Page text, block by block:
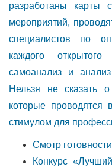
разработаны карты
мероприятий,
специалистов по
каждого
самоанализ и
Нельзя не сказать о
которые
стимулом для
Смотр
Конкурс